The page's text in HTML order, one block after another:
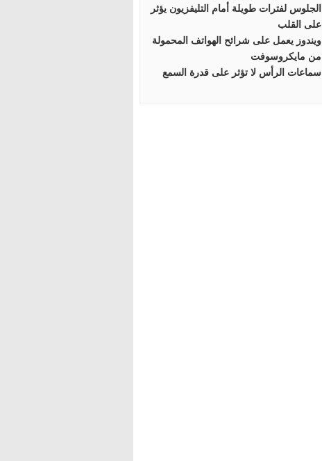
الجلوس لفترات طويلة أمام التليفزيون يؤثر
على القلب
ويندوز يعمل على شرائح الهواتف المحمولة
من مايكروسوفت
سماعات الرأس لا تؤثر على قدرة السمع